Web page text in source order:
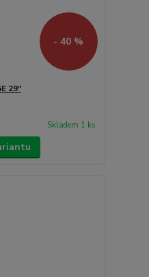
- 40 %
29"
Skladem 1 ks